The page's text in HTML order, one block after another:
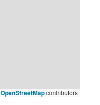
OpenStreetMapcontributors